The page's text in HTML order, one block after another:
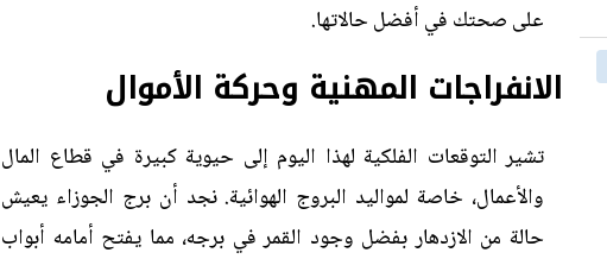
على صحتك في أفضل حالاتها.
الانفراجات المهنية وحركة الأموال
تشير التوقعات الفلكية لهذا اليوم إلى حيوية كبيرة في قطاع المال
والأعمال، خاصة لمواليد البروج الهوائية. نجد أن برج الجوزاء يعيش
حالة من الازدهار بفضل وجود القمر في برجه، مما يفتح أمامه أبواب